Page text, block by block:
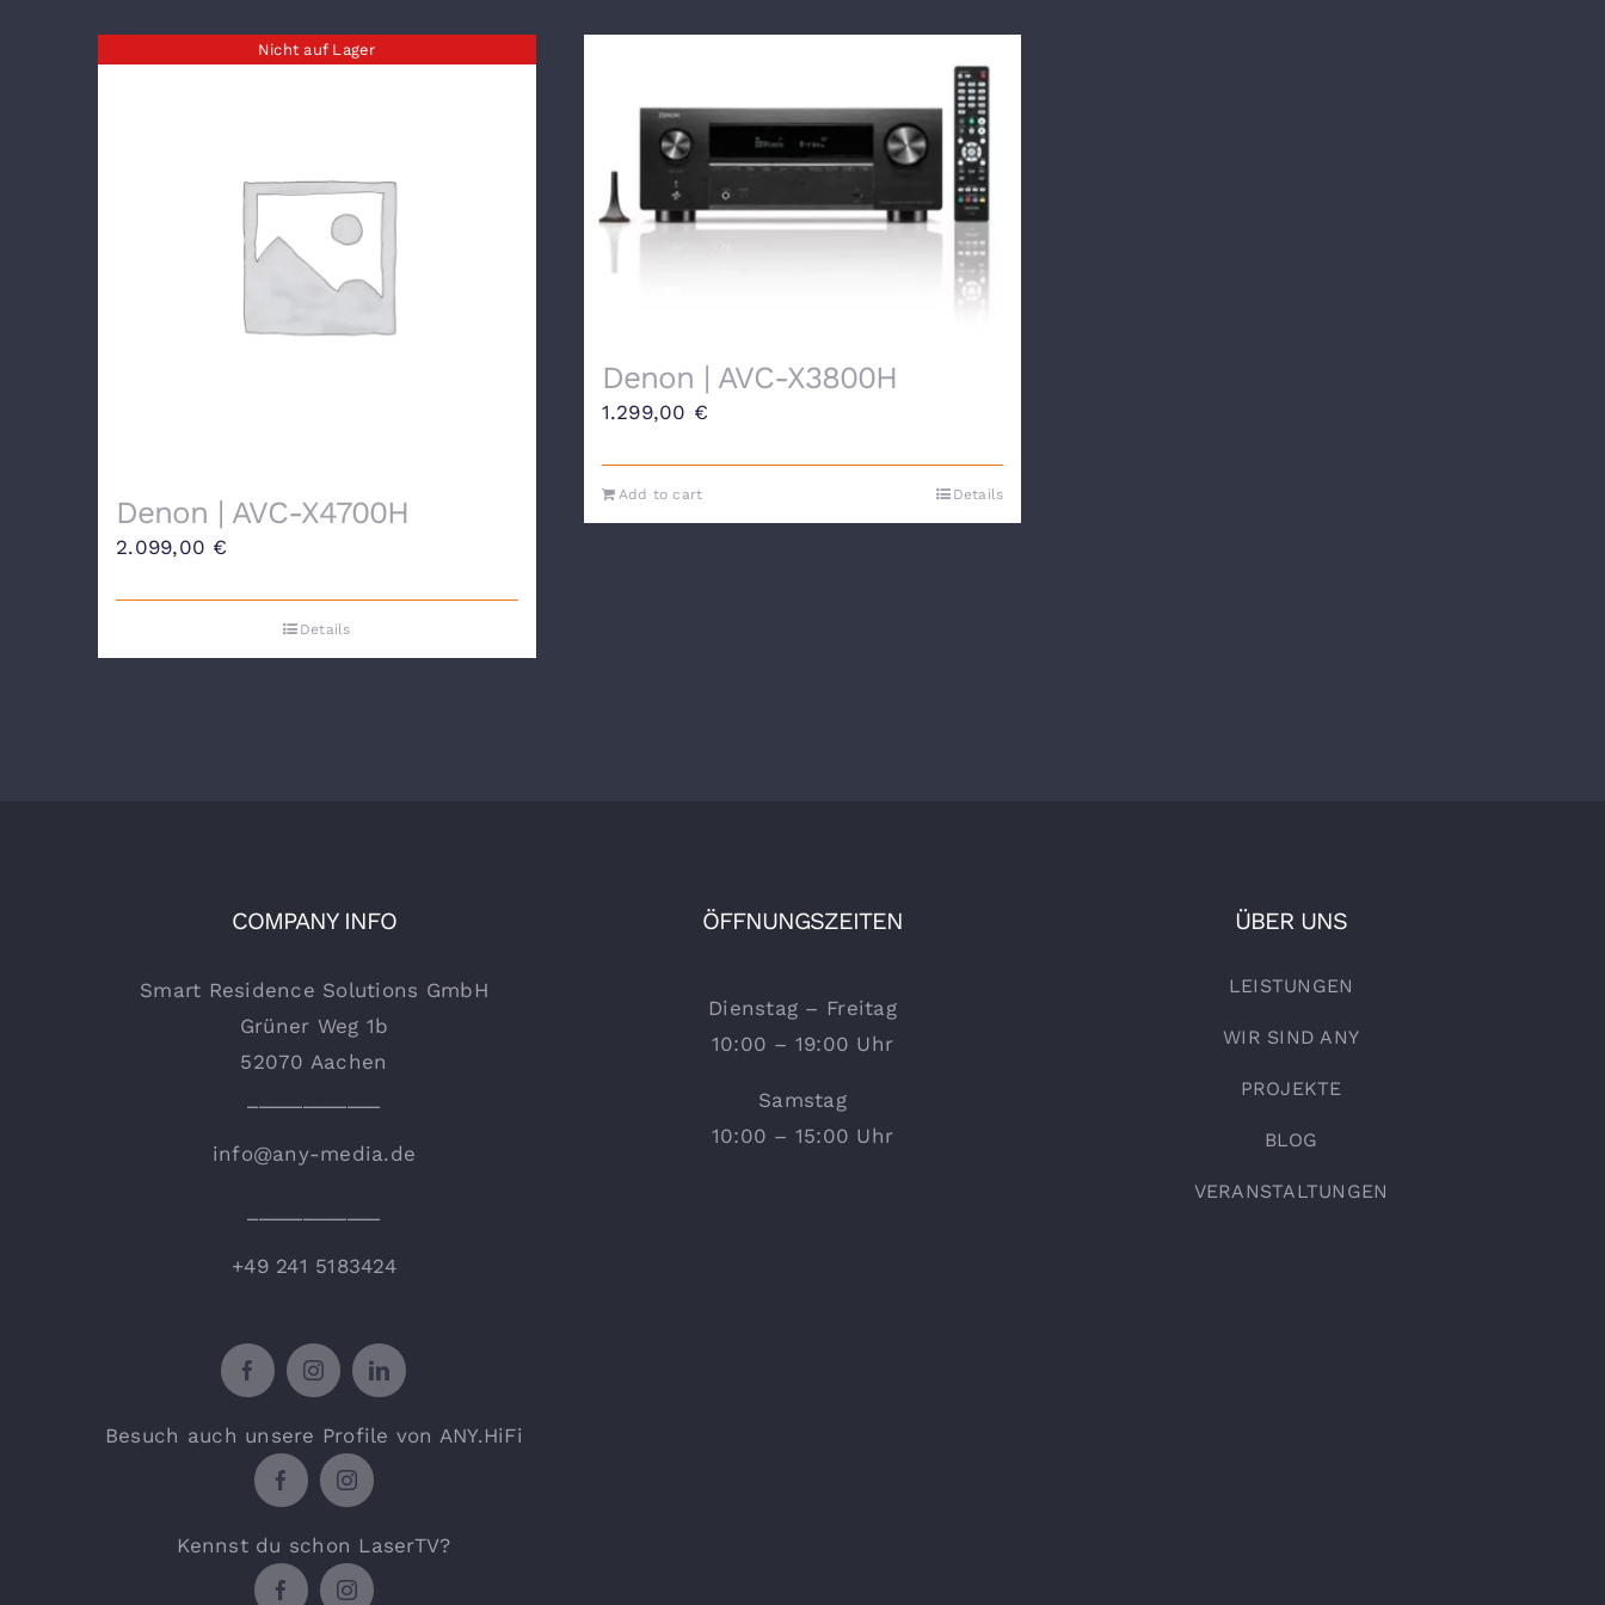
Nicht auf Lager
Denon | AVC-X4700H
2.099,00 €
Details
Denon | AVC-X3800H
1.299,00 €
Add to cart Details
COMPANY INFO
Smart Residence Solutions GmbH
Grüner Weg 1b
52070 Aachen
info@any-media.de
+49 241 5183424
Besuch auch unsere Profile von ANY.HiFi
Kennst du schon LaserTV?
ÖFFNUNGSZEITEN
Dienstag – Freitag
10:00 – 19:00 Uhr
Samstag
10:00 – 15:00 Uhr
ÜBER UNS
LEISTUNGEN
WIR SIND ANY
PROJEKTE
BLOG
VERANSTALTUNGEN